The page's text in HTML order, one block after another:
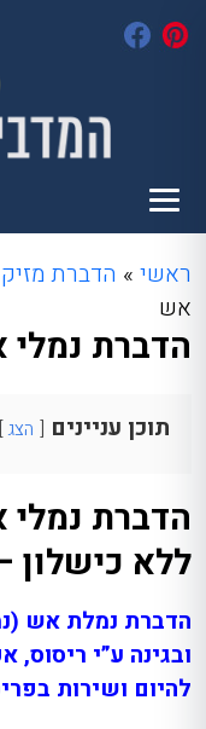
ראשי » הדברת
אש
הדברת
תוכן עניינים הצג
הדברת
ללא כישלון
הדברת נמלת אש
ובגינה ע”י
להיום ושירות